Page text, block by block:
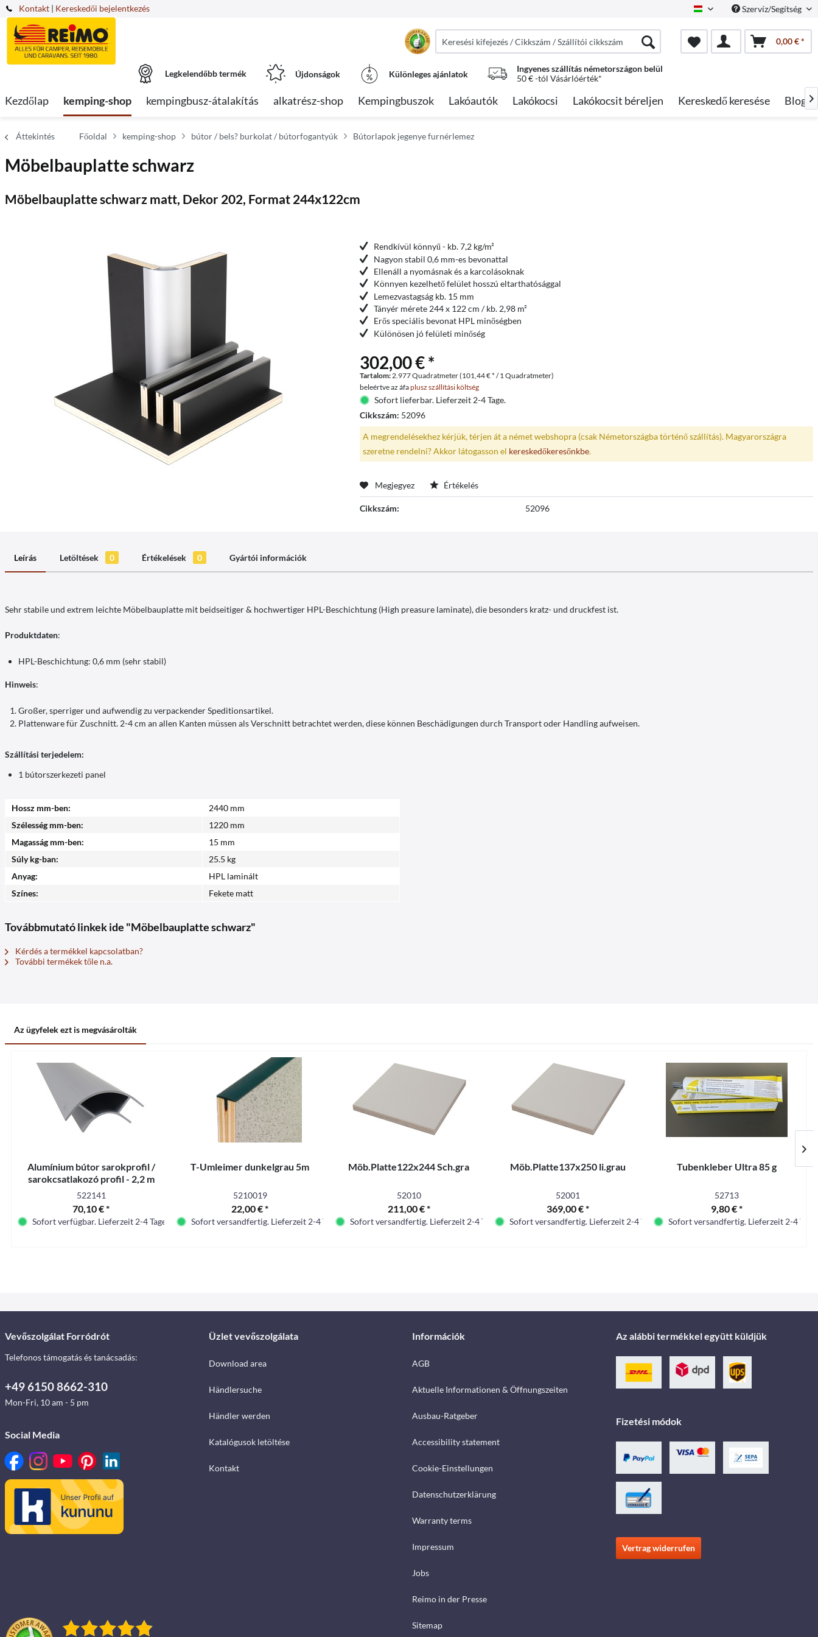
Kontakt HungarianSzervíz/Segítség
| Kereskedői bejelentkezés
0,00 € *
Legkelendőbb termék Újdonságok Különleges ajánlatok
Ingyenes szállítás németországon belül
50 € -tól Vásárlóérték*
Kezdőlap kemping-shop kempingbusz-átalakítás alkatrész-shop Kempingbuszok Lakóautók Lakókocsi Lakókocsit béreljen Kereskedő keresése Blog 
Áttekintés Főoldal kemping-shop bútor / bels? burkolat / bútorfogantyúk Bútorlapok jegenye furnérlemez
Möbelbauplatte schwarz
Möbelbauplatte schwarz matt, Dekor 202, Format 244x122cm
Rendkívül könnyű - kb. 7,2 kg/m²
Nagyon stabil 0,6 mm-es bevonattal
Ellenáll a nyomásnak és a karcolásoknak
Könnyen kezelhető felület hosszú eltarthatósággal
Lemezvastagság kb. 15 mm
Tányér mérete 244 x 122 cm / kb. 2,98 m²
Erős speciális bevonat HPL minőségben
Különösen jó felületi minőség
302,00 € *
Tartalom:2.977 Quadratmeter (101,44 € * / 1 Quadratmeter)
beleértve az áfaplusz szállítási költség
Sofort lieferbar. Lieferzeit 2-4 Tage.
Cikkszám: 52096
A megrendelésekhez kérjük, térjen át a német webshopra (csak Németországba történő szállítás). Magyarországra
szeretne rendelni? Akkor látogasson el kereskedőkeresőnkbe.
Megjegyez Értékelés
Cikkszám: 52096
Leírás Letöltések 0 Értékelések 0 Gyártói információk
Sehr stabile und extrem leichte Möbelbauplatte mit beidseitiger & hochwertiger HPL-Beschichtung (High preasure laminate), die besonders kratz- und druckfest ist.
Produktdaten:
HPL-Beschichtung: 0,6 mm (sehr stabil)
Hinweis:
Großer, sperriger und aufwendig zu verpackender Speditionsartikel.
Plattenware für Zuschnitt. 2-4 cm an allen Kanten müssen als Verschnitt betrachtet werden, diese können Beschädigungen durch Transport oder Handling aufweisen.
Szállítási terjedelem:
1 bútorszerkezeti panel
Hossz mm-ben:
2440 mm
Szélesség mm-ben:
1220 mm
Magasság mm-ben:
15 mm
Súly kg-ban:
25.5 kg
Anyag:
HPL laminált
Színes:
Fekete matt
Továbbmutató linkek ide "Möbelbauplatte schwarz"
Kérdés a termékkel kapcsolatban?
További termékek tőle n.a.
Az ügyfelek ezt is megvásárolták
Alumínium bútor sarokprofil /
sarokcsatlakozó profil - 2,2 m
522141
70,10 € *
Sofort verfügbar. Lieferzeit 2-4 Tage.
T-Umleimer dunkelgrau 5m
5210019
22,00 € *
Sofort versandfertig. Lieferzeit 2-4 Tage.
Möb.Platte122x244 Sch.gra
52010
211,00 € *
Sofort versandfertig. Lieferzeit 2-4 Tage.
Möb.Platte137x250 li.grau
52001
369,00 € *
Sofort versandfertig. Lieferzeit 2-4 Tage.
Tubenkleber Ultra 85 g
52713
9,80 € *
Sofort versandfertig. Lieferzeit 2-4 Tage.
Vevőszolgálat Forródrót
Telefonos támogatás és tanácsadás:
+49 6150 8662-310
Mon-Fri, 10 am - 5 pm
Social Media
Üzlet vevőszolgálata
Download area
Händlersuche
Händler werden
Katalógusok letöltése
Kontakt
Információk
AGB
Aktuelle Informationen & Öffnungszeiten
Ausbau-Ratgeber
Accessibility statement
Cookie-Einstellungen
Datenschutzerklärung
Warranty terms
Impressum
Jobs
Reimo in der Presse
Sitemap
Az alábbi termékkel együtt küldjük
Fizetési módok
Vertrag widerrufen